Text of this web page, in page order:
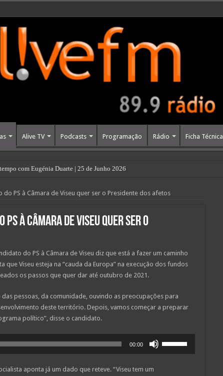
Alive TV Podcasts Programação Rádio Ficha Técnica
com Eugénia Duarte | 25 de Junho 2026
do PS à Câmara de Viseu quer ser o Presidente dos afetos
PS à Câmara de Viseu quer ser o
do PS à Câmara de Viseu diz que está a fazer um caminho
Viseu esteja na “cauda da Europa” na execução dos fundos
os passos que quer dar até outubro de 2021.
pessoas, da comunidade, ouvindo as preocupações para
deste território. Depois, vamos começar a preparar
político”, disse o candidato.
00:00
aponta já um dado que reteve. “Viseu tem um